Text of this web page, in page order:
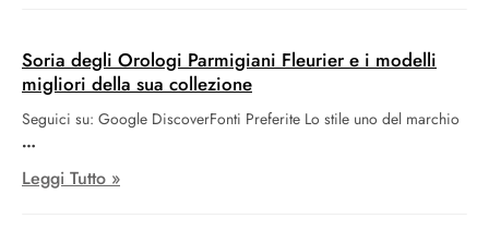
Soria degli Orologi Parmigiani Fleurier e i modelli
migliori della sua collezione
Seguici su: Google DiscoverFonti Preferite Lo stile uno del marchio
Leggi Tutto »